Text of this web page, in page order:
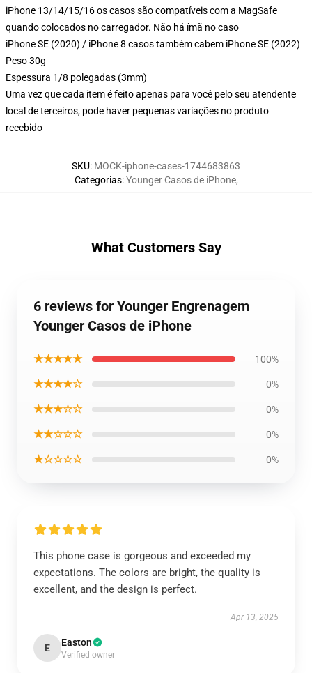
iPhone 13/14/15/16 os casos são compatíveis com a MagSafe
quando colocados no carregador. Não há ímã no caso
iPhone SE (2020) / iPhone 8 casos também cabem iPhone SE (2022)
Peso 30g
Espessura 1/8 polegadas (3mm)
Uma vez que cada item é feito apenas para você pelo seu atendente
local de terceiros, pode haver pequenas variações no produto
recebido
SKU: MOCK-iphone-cases-1744683863
Categorias:Younger Casos de iPhone,
What Customers Say
6 reviews for Younger Engrenagem
Younger Casos de iPhone
★★★★★ 100%
★★★★☆ 0%
★★★☆☆ 0%
★★☆☆☆ 0%
★☆☆☆☆ 0%
This phone case is gorgeous and exceeded my
expectations. The colors are bright, the quality is
excellent, and the design is perfect.
Apr 13, 2025
E Easton
Verified owner